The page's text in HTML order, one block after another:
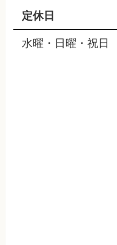
定休日
水曜・日曜・祝日